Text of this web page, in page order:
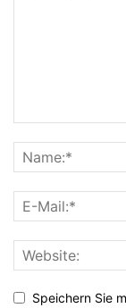
Speichern Sie